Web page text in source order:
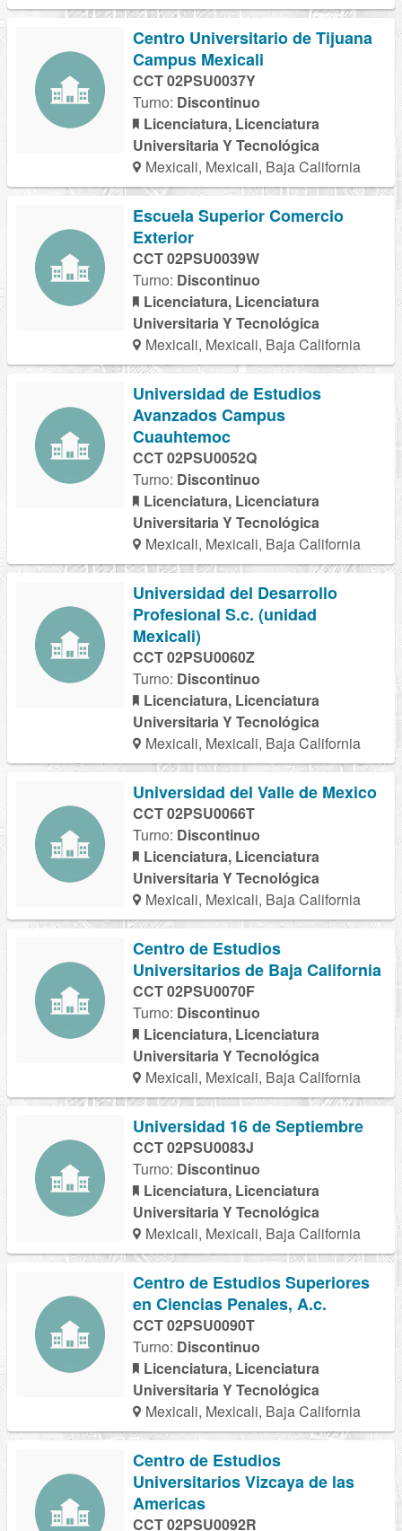
Centro Universitario de Tijuana
Campus Mexicali
CCT 02PSU0037Y
Turno: Discontinuo
Licenciatura, Licenciatura
Universitaria Y Tecnológica
Mexicali, Mexicali, Baja California
Escuela Superior Comercio
Exterior
CCT 02PSU0039W
Turno: Discontinuo
Licenciatura, Licenciatura
Universitaria Y Tecnológica
Mexicali, Mexicali, Baja California
Universidad de Estudios
Avanzados Campus
Cuauhtemoc
CCT 02PSU0052Q
Turno: Discontinuo
Licenciatura, Licenciatura
Universitaria Y Tecnológica
Mexicali, Mexicali, Baja California
Universidad del Desarrollo
Profesional S.c. (unidad
Mexicali)
CCT 02PSU0060Z
Turno: Discontinuo
Licenciatura, Licenciatura
Universitaria Y Tecnológica
Mexicali, Mexicali, Baja California
Universidad del Valle de Mexico
CCT 02PSU0066T
Turno: Discontinuo
Licenciatura, Licenciatura
Universitaria Y Tecnológica
Mexicali, Mexicali, Baja California
Centro de Estudios
Universitarios de Baja California
CCT 02PSU0070F
Turno: Discontinuo
Licenciatura, Licenciatura
Universitaria Y Tecnológica
Mexicali, Mexicali, Baja California
Universidad 16 de Septiembre
CCT 02PSU0083J
Turno: Discontinuo
Licenciatura, Licenciatura
Universitaria Y Tecnológica
Mexicali, Mexicali, Baja California
Centro de Estudios Superiores
en Ciencias Penales, A.c.
CCT 02PSU0090T
Turno: Discontinuo
Licenciatura, Licenciatura
Universitaria Y Tecnológica
Mexicali, Mexicali, Baja California
Centro de Estudios
Universitarios Vizcaya de las
Americas
CCT 02PSU0092R